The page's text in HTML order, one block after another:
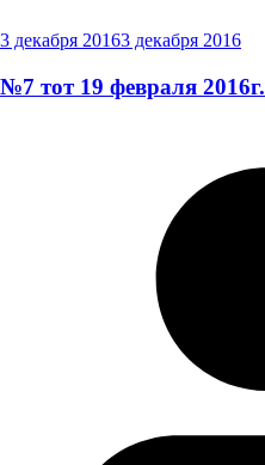
3 декабря 20163 декабря 2016
№7 тот 19 февраля 2016г.